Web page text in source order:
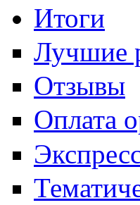
Итоги
Лучшие
Отзывы
Оплата